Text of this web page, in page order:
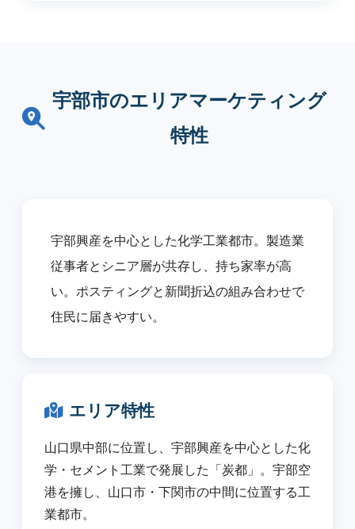
宇部市のエリアマーケティング
特性
宇部興産を中心とした化学工業都市。製造業
従事者とシニア層が共存し、持ち家率が高
い。ポスティングと新聞折込の組み合わせで
住民に届きやすい。
エリア特性
山口県中部に位置し、宇部興産を中心とした化
学・セメント工業で発展した「炭都」。宇部空
港を擁し、山口市・下関市の中間に位置する工
業都市。